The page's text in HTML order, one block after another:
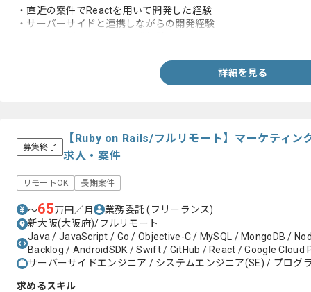
・直近の案件でReactを用いて開発した経験
・サーバーサイドと連携しながらの開発経験
詳細を見る
募集終了
【Ruby on Rails/フルリモート】マーケティン
求人・案件
リモートOK 長期案件
〜65万円／月 業務委託(フリーランス)
新大阪(大阪府)/フルリモート
Java / JavaScript / Go / Objective-C / MySQL / MongoDB /
Backlog / AndroidSDK / Swift / GitHub / React / Google
サーバーサイドエンジニア / システムエンジニア(SE) / プログ
求めるスキル